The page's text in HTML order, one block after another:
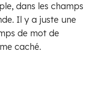
dans les champs
Il y a juste une
de mot de
caché.